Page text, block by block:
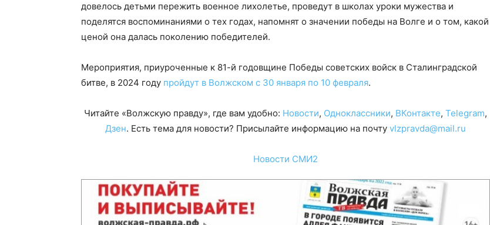
довелось детьми пережить военное лихолетье, проведут в школах уроки мужества и
поделятся воспоминаниями о тех годах, напомнят о значении победы на Волге и о том, какой
ценой она далась поколению победителей.
Мероприятия, приуроченные к 81-й годовщине Победы советских войск в Сталинградской
битве, в 2024 году пройдут в Волжском с 30 января по 10 февраля.
Читайте «Волжскую правду», где вам удобно: Новости, Одноклассники, ВКонтакте, Telegram,
Дзен. Есть тема для новости? Присылайте информацию на почту vlzpravda@mail.ru
Новости СМИ2